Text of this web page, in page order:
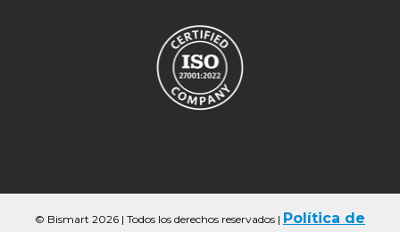
© Bismart 2026 | Todos los derechos reservados | Política de